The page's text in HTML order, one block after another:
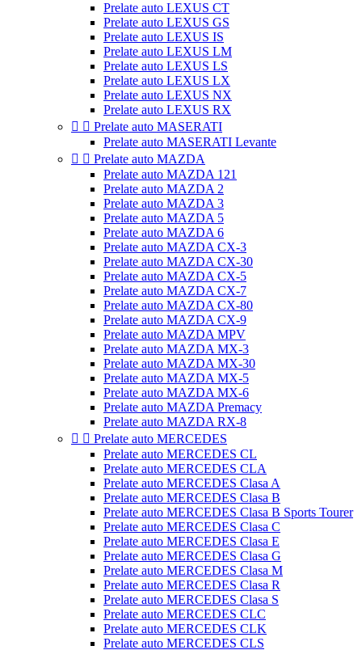
Prelate auto LEXUS CT
Prelate auto LEXUS GS
Prelate auto LEXUS IS
Prelate auto LEXUS LM
Prelate auto LEXUS LS
Prelate auto LEXUS LX
Prelate auto LEXUS NX
Prelate auto LEXUS RX
  Prelate auto MASERATI
Prelate auto MASERATI Levante
  Prelate auto MAZDA
Prelate auto MAZDA 121
Prelate auto MAZDA 2
Prelate auto MAZDA 3
Prelate auto MAZDA 5
Prelate auto MAZDA 6
Prelate auto MAZDA CX-3
Prelate auto MAZDA CX-30
Prelate auto MAZDA CX-5
Prelate auto MAZDA CX-7
Prelate auto MAZDA CX-80
Prelate auto MAZDA CX-9
Prelate auto MAZDA MPV
Prelate auto MAZDA MX-3
Prelate auto MAZDA MX-30
Prelate auto MAZDA MX-5
Prelate auto MAZDA MX-6
Prelate auto MAZDA Premacy
Prelate auto MAZDA RX-8
  Prelate auto MERCEDES
Prelate auto MERCEDES CL
Prelate auto MERCEDES CLA
Prelate auto MERCEDES Clasa A
Prelate auto MERCEDES Clasa B
Prelate auto MERCEDES Clasa B Sports Tourer
Prelate auto MERCEDES Clasa C
Prelate auto MERCEDES Clasa E
Prelate auto MERCEDES Clasa G
Prelate auto MERCEDES Clasa M
Prelate auto MERCEDES Clasa R
Prelate auto MERCEDES Clasa S
Prelate auto MERCEDES CLC
Prelate auto MERCEDES CLK
Prelate auto MERCEDES CLS